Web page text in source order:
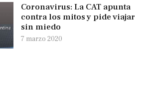
Coronavirus: La CAT apunta
contra los mitos y pide viajar
sin miedo
7 marzo 2020